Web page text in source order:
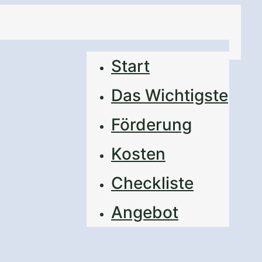
Start
Das Wichtigste
Förderung
Kosten
Checkliste
Angebot